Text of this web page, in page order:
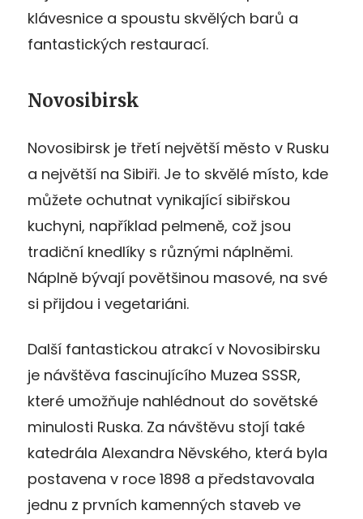
klávesnice a spoustu skvělých barů a
fantastických restaurací.
Novosibirsk
Novosibirsk je třetí největší město v Rusku
a největší na Sibiři. Je to skvělé místo, kde
můžete ochutnat vynikající sibiřskou
kuchyni, například pelmeně, což jsou
tradiční knedlíky s různými náplněmi.
Náplně bývají povětšinou masové, na své
si přijdou i vegetariáni.
Další fantastickou atrakcí v Novosibirsku
je návštěva fascinujícího Muzea SSSR,
které umožňuje nahlédnout do sovětské
minulosti Ruska. Za návštěvu stojí také
katedrála Alexandra Něvského, která byla
postavena v roce 1898 a představovala
jednu z prvních kamenných staveb ve